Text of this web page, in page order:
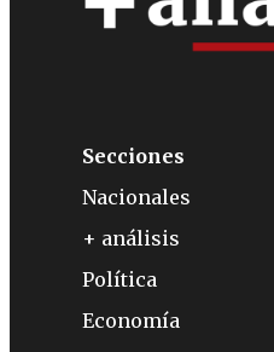
Secciones
Nacionales
+ análisis
Política
Economía